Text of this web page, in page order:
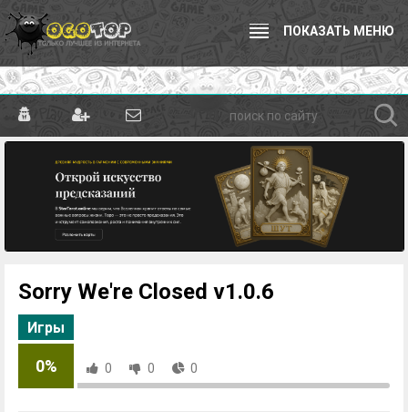
ПОКАЗАТЬ МЕНЮ
Sorry We're Closed v1.0.6
Игры
0% 0 0 0